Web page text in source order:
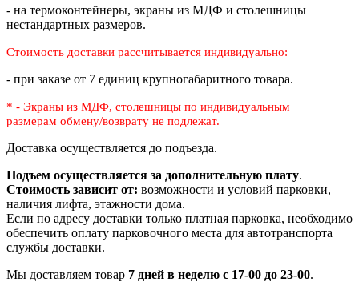
- на термоконтейнеры, экраны из МДФ и столешницы
нестандартных размеров.
Стоимость доставки рассчитывается индивидуально:
- при заказе от 7 единиц крупногабаритного товара.
* - Экраны из МДФ, столешницы по индивидуальным
размерам обмену/возврату не подлежат.
Доставка осуществляется до подъезда.
Подъем осуществляется за дополнительную плату.
Стоимость зависит от: возможности и условий парковки,
наличия лифта, этажности дома.
Если по адресу доставки только платная парковка, необходимо
обеспечить оплату парковочного места для автотранспорта
службы доставки.
Мы доставляем товар 7 дней в неделю с 17-00 до 23-00.